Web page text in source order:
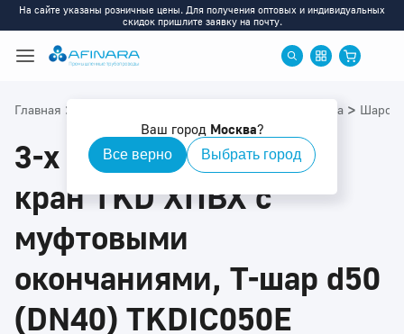
На сайте указаны розничные цены. Для получения оптовых и индивидуальных
скидок пришлите заявку на почту.
Ваш город Москва?
Все верно Выбрать город
Главная > ХПВХ: Запорная арматура >
3-х ходовой шаровой
кран TKD ХПВХ с
муфтовыми
окончаниями, Т-шар d50
(DN40) TKDIC050E